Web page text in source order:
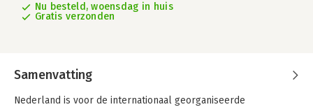
Nu besteld, woensdag in huis
Gratis verzonden
Samenvatting
Nederland is voor de internationaal georganiseerde